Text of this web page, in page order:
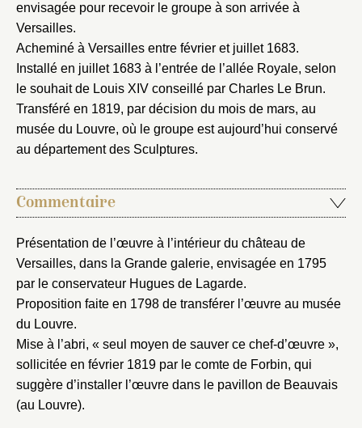
envisagée pour recevoir le groupe à son arrivée à
Versailles.
Acheminé à Versailles entre février et juillet 1683.
Installé en juillet 1683 à l’entrée de l’allée Royale, selon
le souhait de Louis XIV conseillé par Charles Le Brun.
Transféré en 1819, par décision du mois de mars, au
musée du Louvre, où le groupe est aujourd’hui conservé
au département des Sculptures.
Commentaire
Présentation de l’œuvre à l’intérieur du château de
Versailles, dans la Grande galerie, envisagée en 1795
par le conservateur Hugues de Lagarde.
Proposition faite en 1798 de transférer l’œuvre au musée
du Louvre.
Mise à l’abri, « seul moyen de sauver ce chef-d’œuvre »,
sollicitée en février 1819 par le comte de Forbin, qui
suggère d’installer l’œuvre dans le pavillon de Beauvais
(au Louvre).
Fermer
Choix du dossier où ajouter la
notice
Fermer
Connexion